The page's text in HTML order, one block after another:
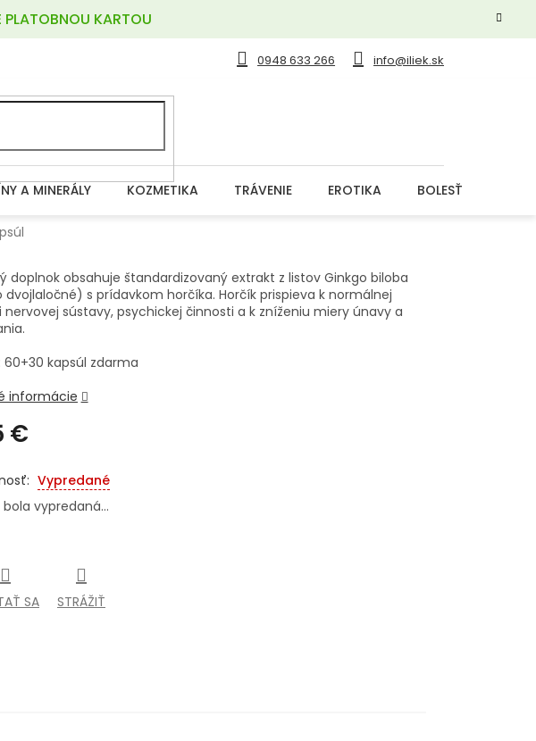
KARTOU
0948 633 266 info@iliek.sk
A MINERÁLY KOZMETIKA TRÁVENIE EROTIKA BOLESŤ
€
Vypredané
bola vypredaná…
doplnok obsahuje štandardizovaný extrakt z listov Ginkgo biloba
dvojlaločné) s prídavkom horčíka. Horčík prispieva k normálnej
nervovej sústavy, psychickej činnosti a k zníženiu miery únavy a
60+30 kapsúl zdarma
informácie
SA STRÁŽIŤ